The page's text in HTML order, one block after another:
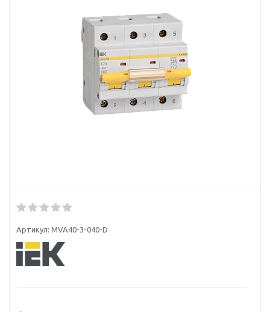
Артикул: MVA40-3-040-D